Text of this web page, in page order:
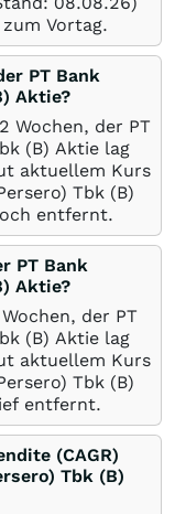
zum Vortag.
PT Bank
Aktie?
Wochen, der PT
(B) Aktie lag
aktuellem Kurs
Tbk (B)
entfernt.
PT Bank
Aktie?
der PT
(B) Aktie lag
aktuellem Kurs
Tbk (B)
entfernt.
(CAGR)
Tbk (B)